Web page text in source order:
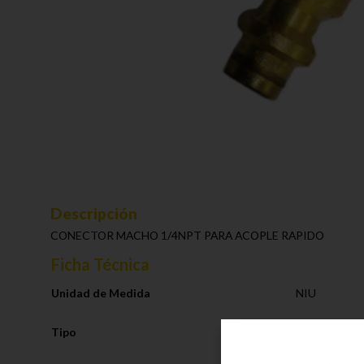
Descripción
CONECTOR MACHO 1/4NPT PARA ACOPLE RAPIDO
Ficha Técnica
Unidad de Medida NIU
Tipo